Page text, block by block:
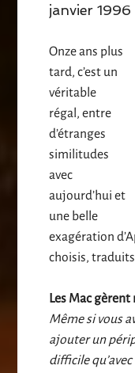
janvier 1996
Onze ans plus
tard, c’est un
véritable
régal, entre
d’étranges
similitudes
avec
aujourd’hui et
une belle
exagération
choisis,
Les Mac
Même si vous
ajouter un
difficile